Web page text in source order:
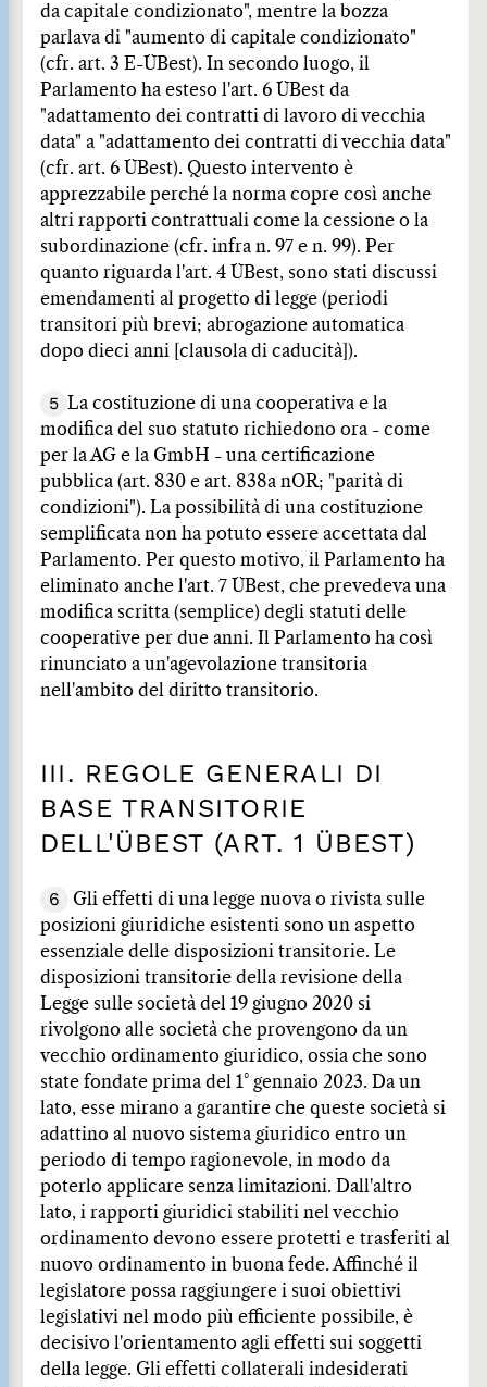
da capitale condizionato", mentre la bozza
parlava di "aumento di capitale condizionato"
(cfr. art. 3 E-ÜBest). In secondo luogo, il
Parlamento ha esteso l'art. 6 ÜBest da
"adattamento dei contratti di lavoro di vecchia
data" a "adattamento dei contratti di vecchia data"
(cfr. art. 6 ÜBest). Questo intervento è
apprezzabile perché la norma copre così anche
altri rapporti contrattuali come la cessione o la
subordinazione (cfr. infra n. 97 e n. 99). Per
quanto riguarda l'art. 4 ÜBest, sono stati discussi
emendamenti al progetto di legge (periodi
transitori più brevi; abrogazione automatica
dopo dieci anni [clausola di caducità]).
5
La costituzione di una cooperativa e la
modifica del suo statuto richiedono ora - come
per la AG e la GmbH - una certificazione
pubblica (art. 830 e art. 838a nOR; "parità di
condizioni"). La possibilità di una costituzione
semplificata non ha potuto essere accettata dal
Parlamento. Per questo motivo, il Parlamento ha
eliminato anche l'art. 7 ÜBest, che prevedeva una
modifica scritta (semplice) degli statuti delle
cooperative per due anni. Il Parlamento ha così
rinunciato a un'agevolazione transitoria
nell'ambito del diritto transitorio.
III. REGOLE GENERALI DI
BASE TRANSITORIE
DELL'ÜBEST (ART. 1 ÜBEST)
6
Gli effetti di una legge nuova o rivista sulle
posizioni giuridiche esistenti sono un aspetto
essenziale delle disposizioni transitorie. Le
disposizioni transitorie della revisione della
Legge sulle società del 19 giugno 2020 si
rivolgono alle società che provengono da un
vecchio ordinamento giuridico, ossia che sono
state fondate prima del 1° gennaio 2023. Da un
lato, esse mirano a garantire che queste società si
adattino al nuovo sistema giuridico entro un
periodo di tempo ragionevole, in modo da
poterlo applicare senza limitazioni. Dall'altro
lato, i rapporti giuridici stabiliti nel vecchio
ordinamento devono essere protetti e trasferiti al
nuovo ordinamento in buona fede. Affinché il
legislatore possa raggiungere i suoi obiettivi
legislativi nel modo più efficiente possibile, è
decisivo l'orientamento agli effetti sui soggetti
della legge. Gli effetti collaterali indesiderati